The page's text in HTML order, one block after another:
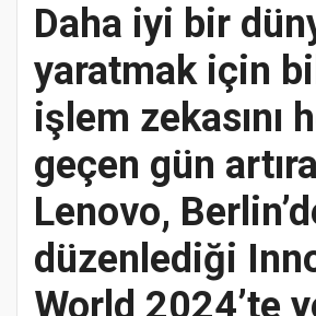
Daha iyi bir
yaratmak için
işlem zekasını
geçen gün
Lenovo,
düzenlediği
World 2024’te